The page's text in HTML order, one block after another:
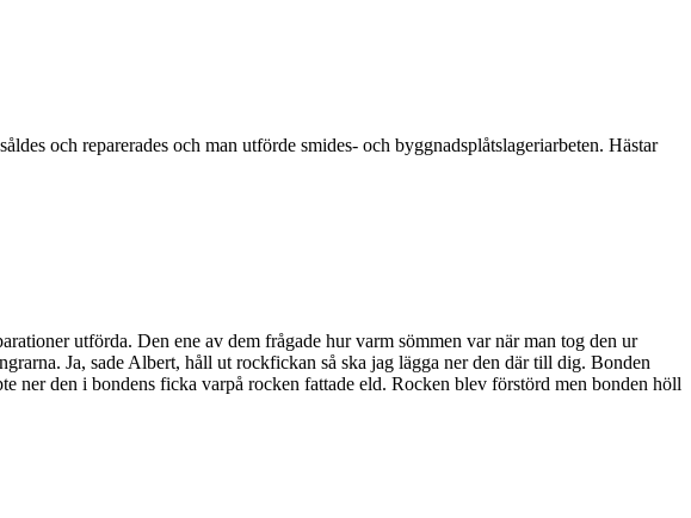
och reparerades och man utförde smides- och byggnadsplåtslageriarbeten. Hästar
utförda. Den ene av dem frågade hur varm sömmen var när man tog den ur
Ja, sade Albert, håll ut rockfickan så ska jag lägga ner den där till dig. Bonden
ner den i bondens ficka varpå rocken fattade eld. Rocken blev förstörd men bonden höll